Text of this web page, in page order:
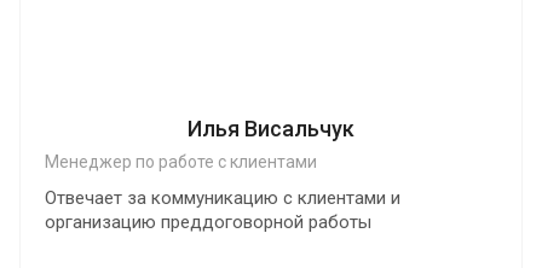
Илья Висальчук
Менеджер по работе с клиентами
Отвечает за коммуникацию с клиентами и
организацию преддоговорной работы